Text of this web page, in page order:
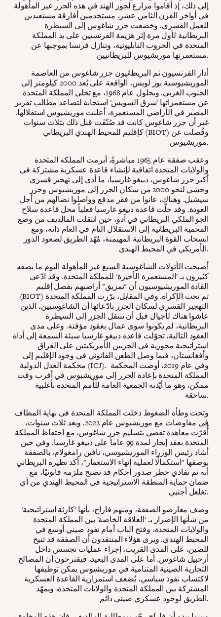
إلى ذلك، إذ أقاموا مزارع لجوز الهند في هذه الجزر غير المأهولة
في أواخر القرن الثامن عشر، مستخدمين أفارقة مستعبدين
للعمل القسري. وخضعت جزر شاغوس إلى السيطرة
البريطانية لأول مرة إثر هزيمة الفرنسيين على يد المملكة
المتحدة في الحروب النابليونية، وتنازل فرنسا بموجبها عن
مستعمرتها موريشيوس للبريطانيين.
أدار الفرنسيون ثم البريطانيون جزر شاغوس من العاصمة
الموريشيوسية بور لويس، الواقعة على بُعد 2000 كيلومتر إلى
الجنوب الغربي. وبحلول عام 1968، مع تخلي المملكة المتحدة
عن مستعمراتها 'شرق السويس' استجابة لتصاعد مطالب تقرير
المصير في الأراضي المستعمرة، أعلنت موريشيوس استقلالها.
غير أن جزر شاغوس كانت قد صُنّفَت قبل ذلك بثلاث سنوات
كإقليم للمحيط الهندي البريطاني (BIOT) وفُصلت عن
موريشيوس.
وعقب صفقة عام 1965 مباشرةً، أبرمت المملكة المتحدة
والولايات المتحدة اتفاقية لإنشاء قاعدة عسكرية مشتركة في
أكبر جزر شاغوس، دييغو غارسيا، ما أدى إلى تهجير قسري
وحشي لنحو 2000 من سكان الجزر إلى موريشيوس وجزر
سيشيل. وهناك، عانوا من فقر مدقع وواصلوا نضالهم من أجل
العودة. وقد حلّت قاعدة دييغو غارسيا فعلياً محل قاعدة سلاح
الجو الملكي البريطاني في آدو، حين انتقلت المالديف من وضع
المحمية البريطانية إلى الاستقلال التام في العام ذاته، ومع
انسحاب القوة البريطانية المهيمنة، مُهّد الطريق لصعود الدور
الأمريكي في المحيط الهندي.
أصبحت الأتولات الشاغوسية السبع غير المأهولة اليوم ما يصفه
كثيرون بـ 'المستعمرة الأخيرة' للمملكة المتحدة. وقد ادّعى
القادة الموريشيوسيون أن "تمزيق" أراضيهم بفصل إقليم
(BIOT) تم تحت الإكراه. وفي المقابل، برّرت المملكة المتحدة
التهجير القسري لسكان الجزر بادّعائها أن الشاغوسيين، الذين
عاشوا هناك لأجيال قبل أن تنتقل الجزر إلى السيطرة
البريطانية، لم يكونوا سوى عمال بعقود مؤقتة. وعلى مدى
العقود التالية، تحوّلت قاعدة دييغو غارسيا سيئة السمعة إلى أداة
استراتيجية محورية في الحربين الأمريكيتين على العراق
وأفغانستان، فيما وصل الطعن القانوني في وجود الإقليم إلى
محكمة العدل الدولية (ICJ). وفي عام 2019، أوصت المحكمة
المملكة المتحدة بإعادة الجزر إلى موريشيوس في أقرب وقت
ممكن، وهو ما أيّدته الجمعية العامة للأمم المتحدة بأغلبية
ساحقة.
وتحت وطأة الضغوط دخلت المملكة المتحدة في نهاية المطاف
في مفاوضات مع موريشيوس عام 2022. وبعد ثلاث سنوات،
أُقرّت معاهدة تقضي بتسليم جزر شاغوس، مع احتفاظ المملكة
المتحدة بعقد إيجار لمدة 99 عاماً على دييغو غارسيا. وفي حين
أشاد رئيس الوزراء الموريشيوسي، نافين رامغولام، بالصفقة
بوصفها "استكمالًا لعملية إنهاء الاستعمار"، أكد نظيره البريطاني
أنه تم تفادي خطر صدور أحكام قد تصبح ملزمة قانونيًا، مع
ضمان حماية المنطقة الاستراتيجية في المحيط الهندي من أي
تغلغل أجنبي.
وصف معارضو الصفقة، ومنهم فاراج، بأنها 'كارثة استراتيجية'
من شأنها الإضرار بـ 'العلاقة الخاصة' بين المملكة المتحدة
والولايات المتحدة، وفتح الباب أمام نفوذ صيني أوسع في
المحيط الهندي. ويرى هؤلاء المنتقدون أن الصفقة قد تتيح
للصين، على المدى القريب، إجراء عمليات تجسس داخل
أرخبيل شاغوس. أما على المدى البعيد، فيقترحون أن المصالح
التجارية الصينية المتنامية في موريشيوس يمكن توظيفها
لاكتساب نفوذ سياسي، يُضعف استمرارية القاعدة العسكرية
المشتركة بين المملكة المتحدة والولايات المتحدة، ويمهّد
الطريق لوجود عسكري صيني دائم.